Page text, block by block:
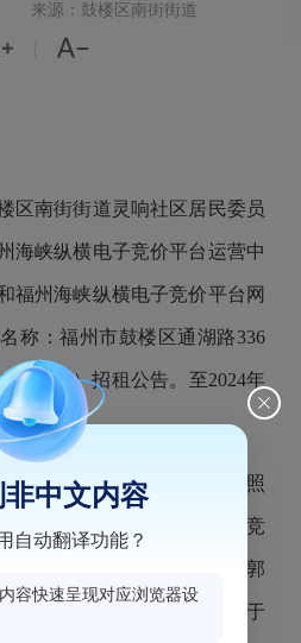
来源：鼓楼区南街街道

区南街街道灵响社区居民委员
海峡纵横电子竞价平台运营中
福州海峡纵横电子竞价平台网
称：福州市鼓楼区通湖路336
）招租公告。至2024年
期已满。
州海峡纵横电子竞价平台按照
理规程（试行）》组织电子竞
（元/月）成交，承租人为郭
，该项目相关的交割手续将于
中文内容
自动翻译功能？
容快速呈现对应浏览器设